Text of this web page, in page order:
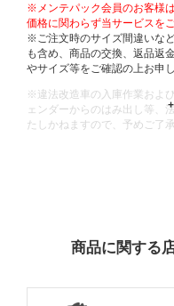
※メンテパック会員のお客様
価格に関わらず当サービスを
※ご注文時のサイズ間違いな
も含め、商品の交換、返品返
やサイズ等をご確認の上お申
※違法改造車の入庫作業およ
ェンダーからのはみ出し等、
たしかねますので、予めご了
商品に関する